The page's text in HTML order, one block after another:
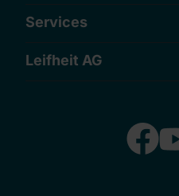
Services
Leifheit AG